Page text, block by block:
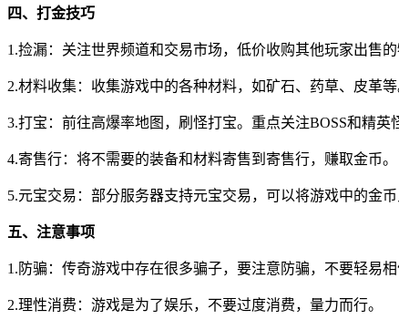
四、打金技巧
1.捡漏：关注世界频道和交易市场，低价收购其他玩家出售
2.材料收集：收集游戏中的各种材料，如矿石、药草、皮革
3.打宝：前往高爆率地图，刷怪打宝。重点关注BOSS和精英
4.寄售行：将不需要的装备和材料寄售到寄售行，赚取金币。
5.元宝交易：部分服务器支持元宝交易，可以将游戏中的金
五、注意事项
1.防骗：传奇游戏中存在很多骗子，要注意防骗，不要轻易
2.理性消费：游戏是为了娱乐，不要过度消费，量力而行。